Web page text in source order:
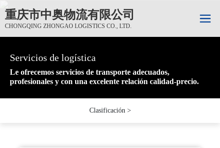
重庆市中奥物流有限公司
CHONGQING ZHONGAO LOGISTICS CO., LTD.
Servicios de logística
Le ofrecemos servicios de transporte adecuados,
profesionales y con una excelente relación calidad-precio.
Servicios de logística
Le ofrecemos servicios de transporte adecuados,
profesionales y con una excelente relación calidad-precio.
Servicios de logística
Le ofrecemos servicios de transporte adecuados,
profesionales y con una excelente relación calidad-precio.
Clasificación >